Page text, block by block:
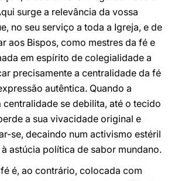
surge a relevância da vossa
no seu serviço a toda a Igreja, e de
aos Bispos, como mestres da fé e
em espírito de colegialidade a
precisamente a centralidade da fé
autêntica. Quando a
se debilita, até o tecido
a sua vivacidade original e
se, decaindo num activismo estéril
astúcia política de sabor mundano.
é, ao contrário, colocada com